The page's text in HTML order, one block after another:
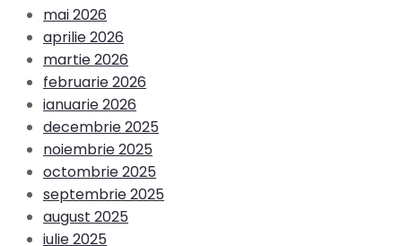
mai 2026
aprilie 2026
martie 2026
februarie 2026
ianuarie 2026
decembrie 2025
noiembrie 2025
octombrie 2025
septembrie 2025
august 2025
iulie 2025